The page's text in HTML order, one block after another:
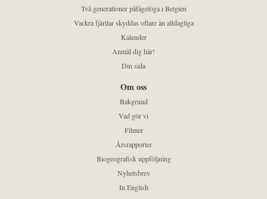
Två generationer påfågelöga i Belgien
Vackra fjärilar skyddas oftare än alldagliga
Kalender
Anmäl dig här!
Din sida
Om oss
Bakgrund
Vad gör vi
Filmer
Årsrapporter
Biogeografisk uppföljning
Nyhetsbrev
In English